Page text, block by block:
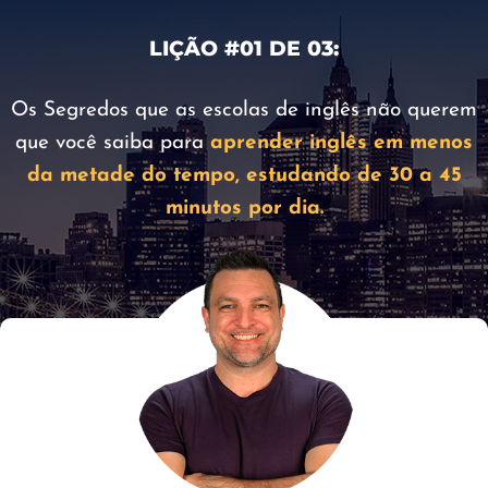
LIÇÃO #01 DE 03:
Os Segredos que as escolas de inglês não querem
que você saiba paraaprender inglês em menos
da metade do tempo, estudando de30a 45
minutos por dia.